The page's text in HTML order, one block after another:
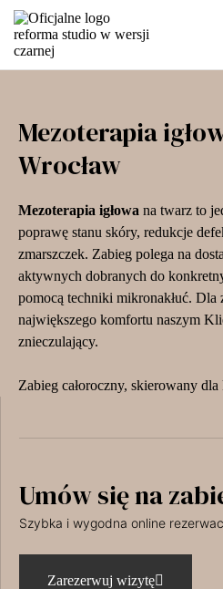
Mezoterapia
Wrocław
Mezoterapia igłowa na twarz to
poprawę stanu skóry, redukcje
zmarszczek. Zabieg polega na
aktywnych dobranych do
pomocą techniki mikronakłuć. Dla
największego komfortu naszym
znieczulający.
Zabieg całoroczny, skierowany
Umów się na
Szybka i wygodna online
Zarezerwuj wizytę